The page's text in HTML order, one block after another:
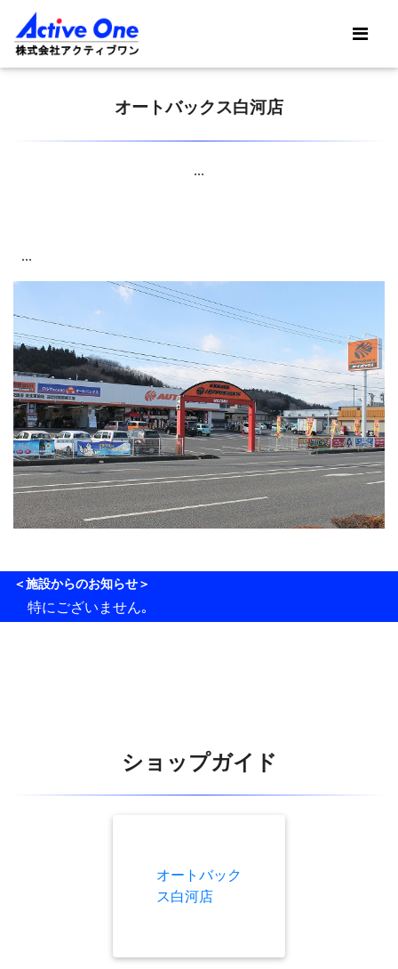
オートバックス白河店
...
...
＜施設からのお知らせ＞
特にございません｡
ショップガイド
オートバック
ス白河店